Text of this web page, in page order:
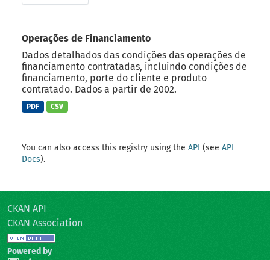
Operações de Financiamento
Dados detalhados das condições das operações de
financiamento contratadas, incluindo condições de
financiamento, porte do cliente e produto
contratado. Dados a partir de 2002.
PDF CSV
You can also access this registry using the API (see API
Docs).
CKAN API
CKAN Association
Powered by